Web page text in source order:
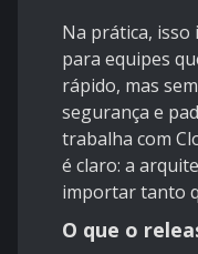
Na prática, isso
para equipes
rápido, mas
segurança e
trabalha com
é claro: a
importar tanto
O que o